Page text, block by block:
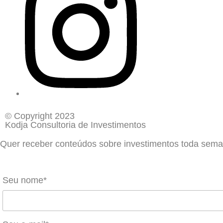
© Copyright 2023
Kodja Consultoria de Investimentos
Quer receber conteúdos sobre investimentos toda
Seu nome*